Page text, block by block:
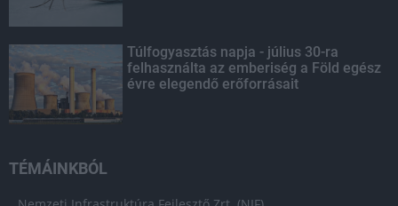
Túlfogyasztás napja - július 30-ra
felhasználta az emberiség a Föld egész
évre elegendő erőforrásait
TÉMÁINKBÓL